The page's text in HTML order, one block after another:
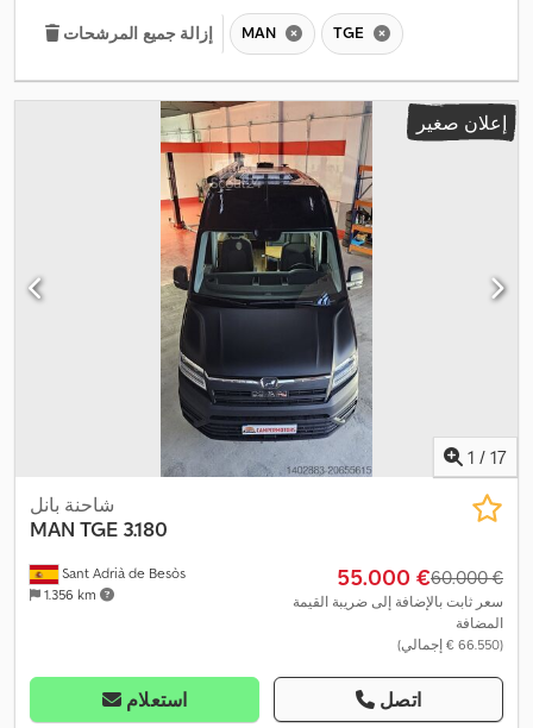
إزالة جميع المرشحات MAN TGE
إعلان صغير
1 / 17
Sant Adrià de Besòs
1.356 km
شاحنة بانل
MAN TGE 3.180
‏55.000 € ‏60.000 €
سعر ثابت بالإضافة إلى ضريبة القيمة
المضافة
(‏66.550 € إجمالي)
استعلام اتصل